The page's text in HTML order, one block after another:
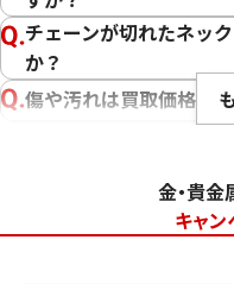
チェーンが切れたネッ
か？
傷や汚れは買取価格に
大判・小判、外国金貨
「金・貴金属の査定」
金・貴
キャ